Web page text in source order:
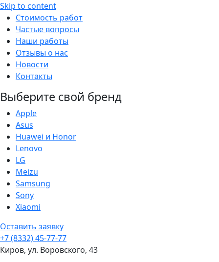
Skip to content
Стоимость работ
Частые вопросы
Наши работы
Отзывы о нас
Новости
Контакты
Выберите свой бренд
Apple
Asus
Huawei и Honor
Lenovo
LG
Meizu
Samsung
Sony
Xiaomi
Оставить заявку
+7 (8332) 45-77-77
Киров, ул. Воровского, 43